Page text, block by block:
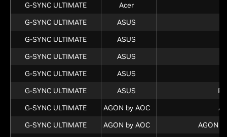
G-SYNC ULTIMATE
Acer
G-SYNC ULTIMATE
ASUS
G-SYNC ULTIMATE
ASUS
G-SYNC ULTIMATE
ASUS
G-SYNC ULTIMATE
ASUS
G-SYNC ULTIMATE
ASUS
G-SYNC ULTIMATE
AGON by AOC
G-SYNC ULTIMATE
AGON by AOC
AGON